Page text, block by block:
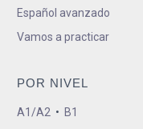
Español avanzado
Vamos a practicar
POR NIVEL
A1/A2 • B1